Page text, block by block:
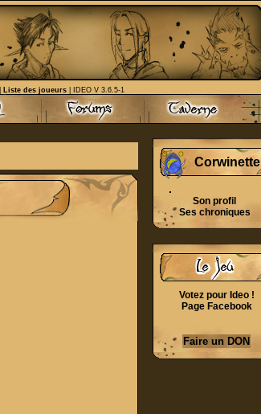
Liste des joueurs| IDEO V 3.6.5-1
Corwinette
Son profil
Ses chroniques
Votez pour Ideo !
Page Facebook